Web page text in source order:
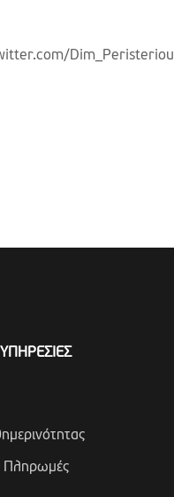
Dim_Peristeriou
Πληρωμές